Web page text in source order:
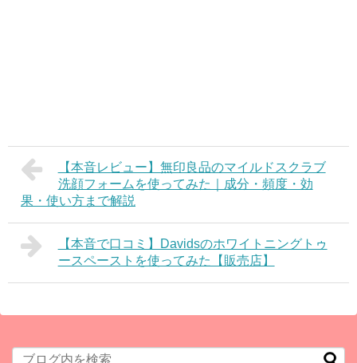
【本音レビュー】無印良品のマイルドスクラブ
洗顔フォームを使ってみた｜成分・頻度・効
果・使い方まで解説
【本音で口コミ】Davidsのホワイトニングトゥ
ースペーストを使ってみた【販売店】